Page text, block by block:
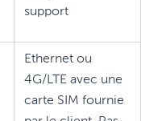
support
Ethernet ou
4G/LTE avec une
carte SIM fournie